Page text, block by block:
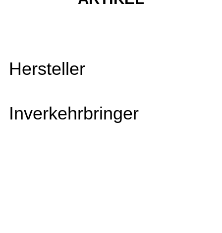
Hersteller
Inverkehrbringer